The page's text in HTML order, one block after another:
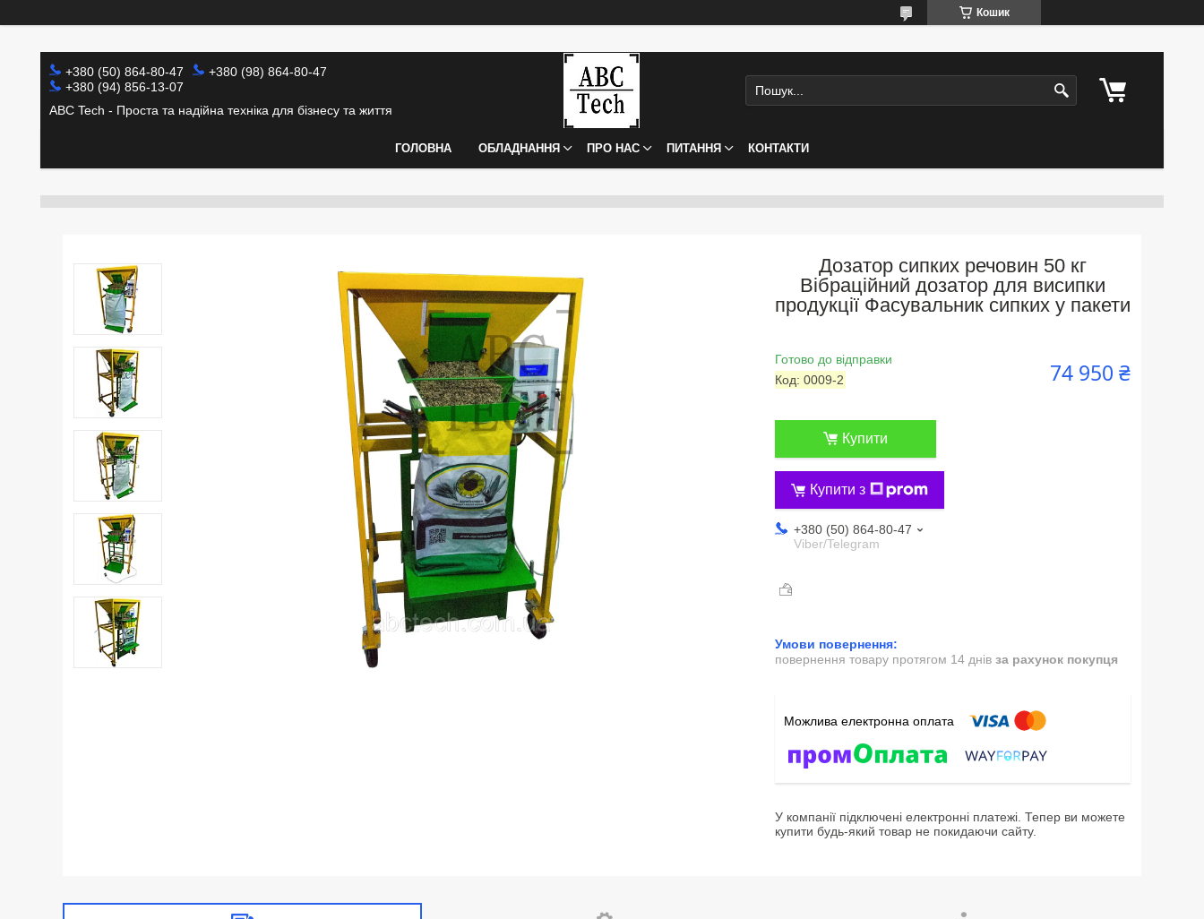
Кошик
+380 (50) 864-80-47
+380 (98) 864-80-47
+380 (94) 856-13-07
ABC Tech - Проста та надійна техніка для бізнесу та життя
ГОЛОВНА ОБЛАДНАННЯ ПРО НАС ПИТАННЯ КОНТАКТИ
Дозатор сипких речовин 50 кг
Вібраційний дозатор для висипки
продукції Фасувальник сипких у пакети
Готово до відправки
Код: 0009-2 74 950 ₴
Купити
Купити з
+380 (50) 864-80-47
Viber/Telegram
повернення товару протягом 14 днів за рахунок покупця
У компанії підключені електронні платежі. Тепер ви можете
купити будь-який товар не покидаючи сайту.